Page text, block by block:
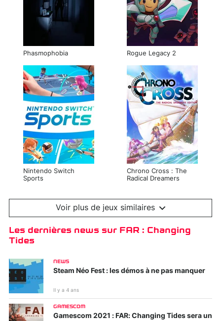
Phasmophobia Rogue Legacy 2
Nintendo Switch
Sports
Chrono Cross : The
Radical Dreamers
Kirby et le monde
oublié
Wonderlands
Voir plus de jeux similaires
Les dernières news sur FAR : Changing
Tides
NEWS
Steam Néo Fest : les démos à ne pas manquer
Il y a 4 ans
GAMESCOM
Gamescom 2021 : FAR: Changing Tides sera un